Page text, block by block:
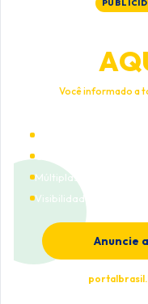
Você informado a
Múltiplas categorias
Visibilidade premium
Anuncie